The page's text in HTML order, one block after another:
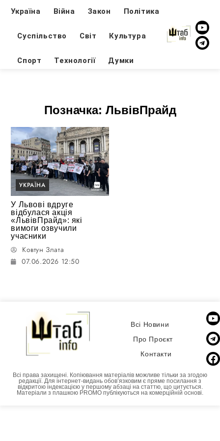
Україна Війна Закон Політика
Суспільство Світ Культура
Спорт Технології Думки
Позначка: ЛьвівПрайд
УКРАЇНА
У Львові вдруге
відбулася акція
«ЛьвівПрайд»: які
вимоги озвучили
учасники
Ковтун Злата
07.06.2026 12:50
Всі Новини
Про Проєкт
Контакти
Всі права захищені. Копіювання матеріалів можливе тільки за згодою
редакції. Для інтернет-видань обовʼязковим є пряме посилання з
відкритою індексацією у першому абзаці на статтю, що цитується.
Матеріали з плашкою PROMO публікуються на комерційній основі.